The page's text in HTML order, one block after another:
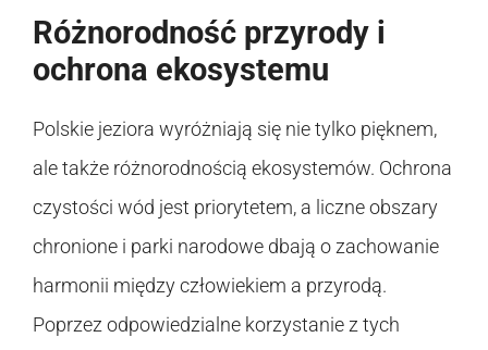
Różnorodność przyrody i
ochrona ekosystemu
Polskie jeziora wyróżniają się nie tylko pięknem,
ale także różnorodnością ekosystemów. Ochrona
czystości wód jest priorytetem, a liczne obszary
chronione i parki narodowe dbają o zachowanie
harmonii między człowiekiem a przyrodą.
Poprzez odpowiedzialne korzystanie z tych